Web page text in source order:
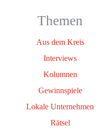
Themen
Aus dem Kreis
Interviews
Kolumnen
Gewinnspiele
Lokale Unternehmen
Rätsel